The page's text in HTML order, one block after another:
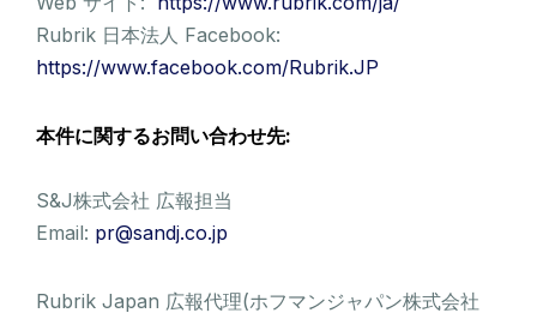
Rubrik 日本法人 Facebook:
https://www.facebook.com/Rubrik.JP
本件に関するお問い合わせ先:
S&J株式会社 広報担当
Email: pr@sandj.co.jp
Rubrik Japan 広報代理(ホフマンジャパン株式会社